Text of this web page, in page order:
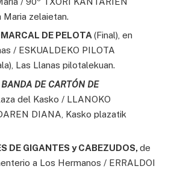
Maria zelaietan.
DE PELOTA (Final), en
/ ESKUALDEKO PILOTA
Las Llanas pilotalekuan.
BANDA DE CARTÓN DE
del Kasko / LLANOKO
DIANA, Kasko plazatik
DE GIGANTES y CABEZUDOS,de
a Los Hermanos / ERRALDOI